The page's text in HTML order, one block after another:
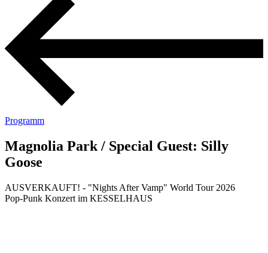
Programm
Magnolia Park / Special Guest: Silly
Goose
AUSVERKAUFT! - "Nights After Vamp" World Tour 2026
Pop-Punk Konzert im KESSELHAUS